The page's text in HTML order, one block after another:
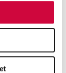
syynä